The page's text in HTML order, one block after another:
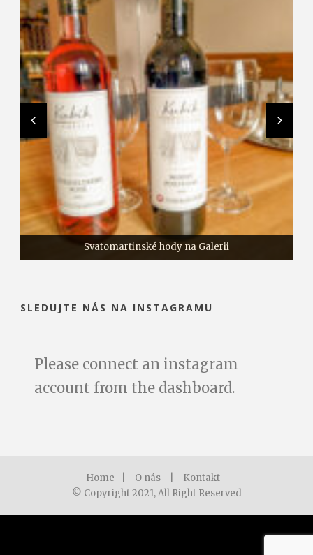
Svatomartinské hody na Galerii
Akce na Galerii
Co je nového
SLEDUJTE NÁS NA INSTAGRAMU
Please connect an instagram
account from the dashboard.
Home O nás
Kontakt
© Copyright 2021, All Right Reserved